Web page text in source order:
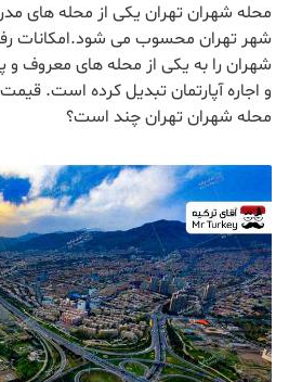
محله شهران تهران یکی از محله های
شهر تهران محسوب می شود.امکانات
شهران را به یکی از محله های معروف و
و اجاره آپارتمان تبدیل کرده است. قیمت
محله شهران تهران چند است؟